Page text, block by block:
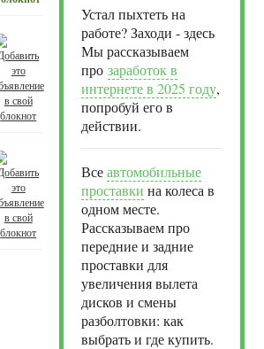
Устал пыхтеть на
работе? Заходи - здесь
Мы рассказываем
про заработок в
интернете в 2025 году,
попробуй его в
действии.
Всеавтомобильные
проставки на колеса в
одном месте.
Рассказываем про
передние и задние
проставки для
увеличения вылета
дисков и смены
разболтовки: как
выбрать и где купить.